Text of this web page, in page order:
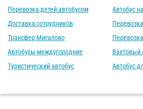
Перевозка детей автобусом
Доставка сотрудников
Трансфер Мигалово
Автобусы междугородние
Туристический автобус
Автобус
Вахтовый
Автобус